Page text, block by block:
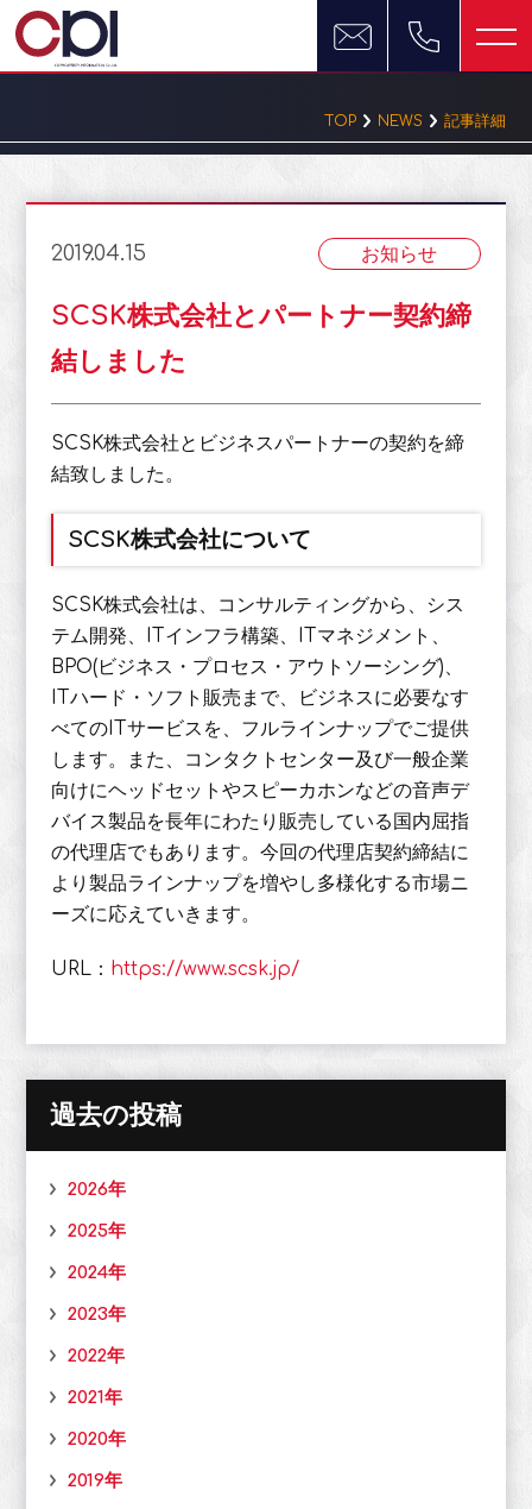
TOP NEWS 記事詳細
2019.04.15 お知らせ
SCSK株式会社とパートナー契約締
結しました
SCSK株式会社とビジネスパートナーの契約を締
結致しました。
SCSK株式会社について
SCSK株式会社は、コンサルティングから、シス
テム開発、ITインフラ構築、ITマネジメント、
BPO(ビジネス・プロセス・アウトソーシング)、
ITハード・ソフト販売まで、ビジネスに必要なす
べてのITサービスを、フルラインナップでご提供
します。また、コンタクトセンター及び一般企業
向けにヘッドセットやスピーカホンなどの音声デ
バイス製品を長年にわたり販売している国内屈指
の代理店でもあります。今回の代理店契約締結に
より製品ラインナップを増やし多様化する市場ニ
ーズに応えていきます。
URL： https://www.scsk.jp/
過去の投稿
2026年
2025年
2024年
2023年
2022年
2021年
2020年
2019年